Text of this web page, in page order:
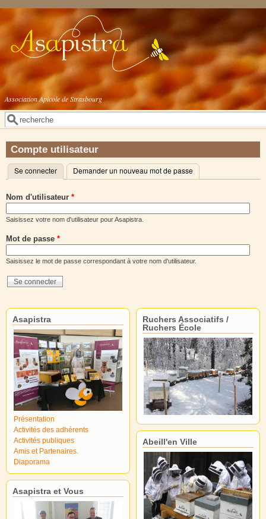
Aller au contenu principal
Association Apicole de Strasbourg
Formulaire de recherche
Rechercher
Compte utilisateur
Onglets principaux
Se connecter (onglet actif)
Demander un nouveau mot de passe
Nom d'utilisateur *
Saisissez votre nom d'utilisateur pour Asapistra.
Mot de passe *
Saisissez le mot de passe correspondant à votre nom d'utilisateur.
Asapistra
Présentation
Activités des adhérents
Activités publiques
Amis et Partenaires.
Diaporama
Asapistra et Vous
Ruchers Associatifs /
Ruchers École
Abeill'en Ville